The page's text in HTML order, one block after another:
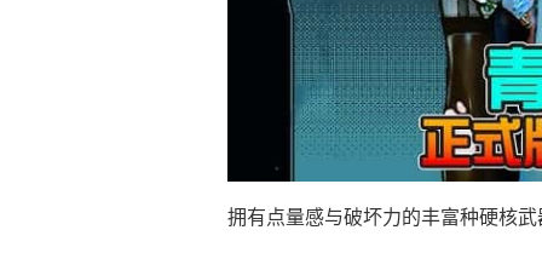
拥有点量感与破坏力的丰富种硬核武